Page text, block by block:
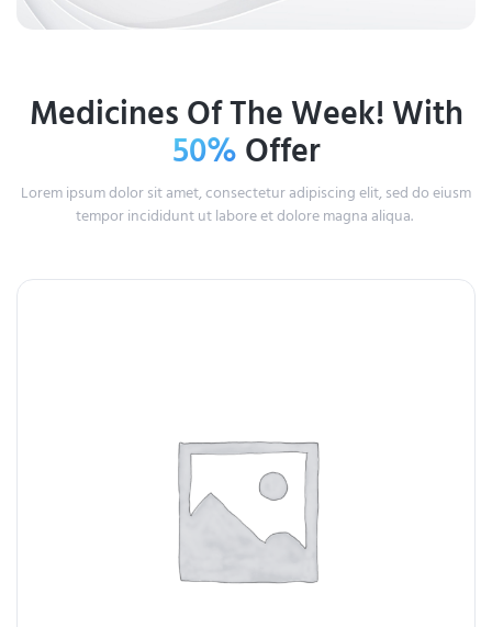
Medicines Of The Week! With
50%Offer
Lorem ipsum dolor sit amet, consectetur adipiscing elit, sed do eiusm
tempor incididunt ut labore et dolore magna aliqua.